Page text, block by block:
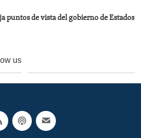
puntos de vista del gobierno de Estados
us